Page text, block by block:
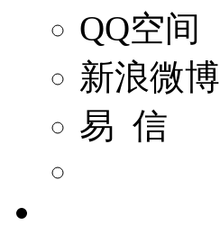
QQ空间
新浪微博
易 信